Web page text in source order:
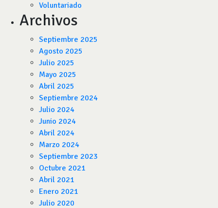
Voluntariado
Archivos
Septiembre 2025
Agosto 2025
Julio 2025
Mayo 2025
Abril 2025
Septiembre 2024
Julio 2024
Junio 2024
Abril 2024
Marzo 2024
Septiembre 2023
Octubre 2021
Abril 2021
Enero 2021
Julio 2020